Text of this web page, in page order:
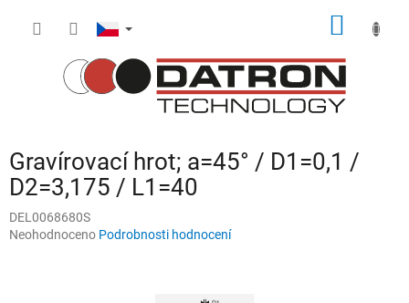
Gravírovací hrot; a=45° / D1=0,1 /
D2=3,175 / L1=40
DEL0068680S
Průměrné
Neohodnoceno Podrobnosti hodnocení